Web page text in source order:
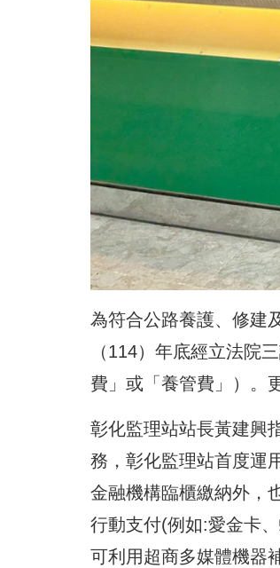
為符合公路養護、修建
（114）年底經立法院
費」或「養管費」）。
彰化監理站站長黃建興
務，彰化監理站首度運
金融機構臨櫃繳納外，
行動支付(例如:愛金卡
可利用超商多媒體機器